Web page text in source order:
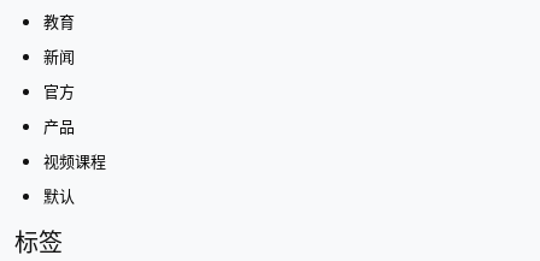
教育
新闻
官方
产品
视频课程
默认
标签